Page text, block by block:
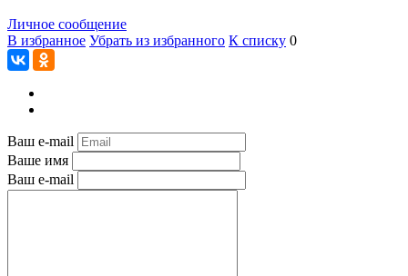
Личное сообщение
В избранное Убрать из избранного К списку 0
Ваш e-mail
Ваше имя
Ваш e-mail